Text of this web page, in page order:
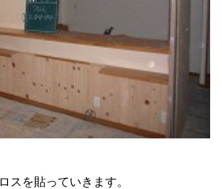
スを貼っていきます。